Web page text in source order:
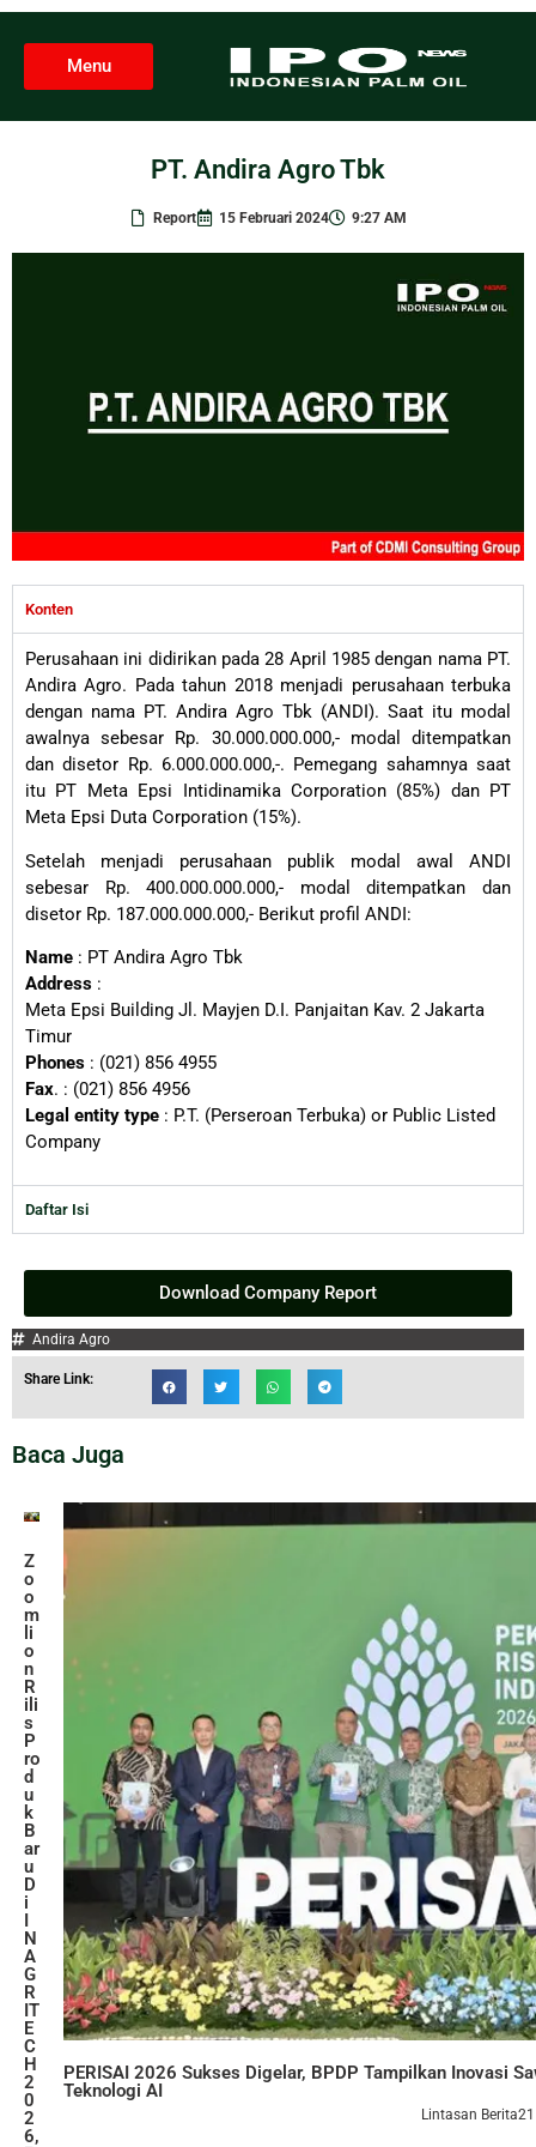
Menu
PT. Andira Agro Tbk
Report 15 Februari 2024 9:27 AM
Konten
Perusahaan ini didirikan pada 28 April 1985 dengan nama PT.
Andira Agro. Pada tahun 2018 menjadi perusahaan terbuka
dengan nama PT. Andira Agro Tbk (ANDI). Saat itu modal
awalnya sebesar Rp. 30.000.000.000,- modal ditempatkan
dan disetor Rp. 6.000.000.000,-. Pemegang sahamnya saat
itu PT Meta Epsi Intidinamika Corporation (85%) dan PT
Meta Epsi Duta Corporation (15%).
Setelah menjadi perusahaan publik modal awal ANDI
sebesar Rp. 400.000.000.000,- modal ditempatkan dan
disetor Rp. 187.000.000.000,- Berikut profil ANDI:
Name : PT Andira Agro Tbk
Address :
Meta Epsi Building Jl. Mayjen D.I. Panjaitan Kav. 2 Jakarta
Timur
Phones : (021) 856 4955
Fax. : (021) 856 4956
Legal entity type : P.T. (Perseroan Terbuka) or Public Listed
Company
Daftar Isi
Download Company Report
Andira Agro
Share Link:
Baca Juga
Z
o
o
m
li
o
n
R
ili
s
P
ro
d
u
k
B
ar
u
D
i
I
N
A
G
R
IT
E
C
H
2
0
2
6,
PERISAI 2026 Sukses Digelar, BPDP Tampilkan Inovasi
Teknologi AI
Lintasan Berita